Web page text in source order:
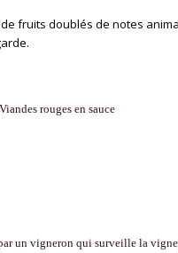
fruits doublés de notes
rouges en sauce
un vigneron qui surveille la